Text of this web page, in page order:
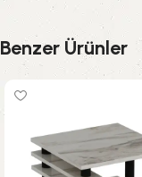
Benzer Ürünler